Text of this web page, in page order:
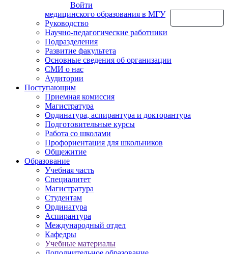
Войти
медицинского образования в МГУ
Руководство
Научно-педагогические работники
Подразделения
Развитие факультета
Основные сведения об организации
СМИ о нас
Аудитории
Поступающим
Приемная комиссия
Магистратура
Ординатура, аспирантура и докторантура
Подготовительные курсы
Работа со школами
Профориентация для школьников
Общежитие
Образование
Учебная часть
Специалитет
Магистратура
Студентам
Ординатура
Аспирантура
Международный отдел
Кафедры
Учебные материалы